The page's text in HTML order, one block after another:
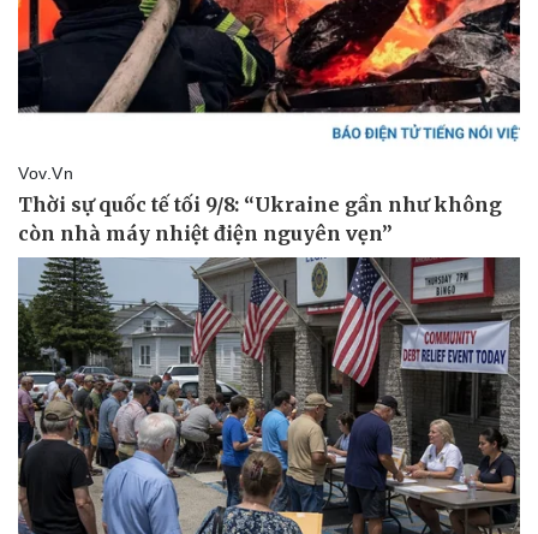
Thể thao
Bóng đá
Lịch thi đấu bóng đá
Thế giới thể thao
Ô tô - Xe máy
Ô tô
Xe máy
Tư vấn